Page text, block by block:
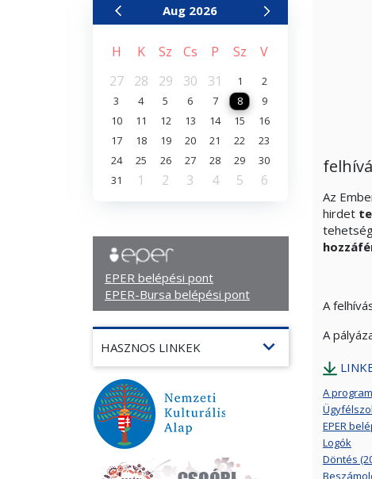
Aug 2026
H K Sz Cs P Sz
V
27
28 29 30 31 1
2
3
4 5 6 7 8
9
10
11 12 13 14 15
16
17
18 19 20 21 22
23
24
25 26 27 28 29
30
31
1 2 3 4 5 6
EPER belépési pont
EPER-Bursa belépési pont
HASZNOS LINKEK expand_more
Az
hirdet
A
A
A
EPER
Logók
Döntés